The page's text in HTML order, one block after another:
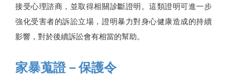
接受心理諮商，並取得相關診斷證明。這類證明可進一步
強化受害者的訴訟立場，證明暴力對身心健康造成的持續
影響，對於後續訴訟會有相當的幫助。
家暴蒐證－保護令